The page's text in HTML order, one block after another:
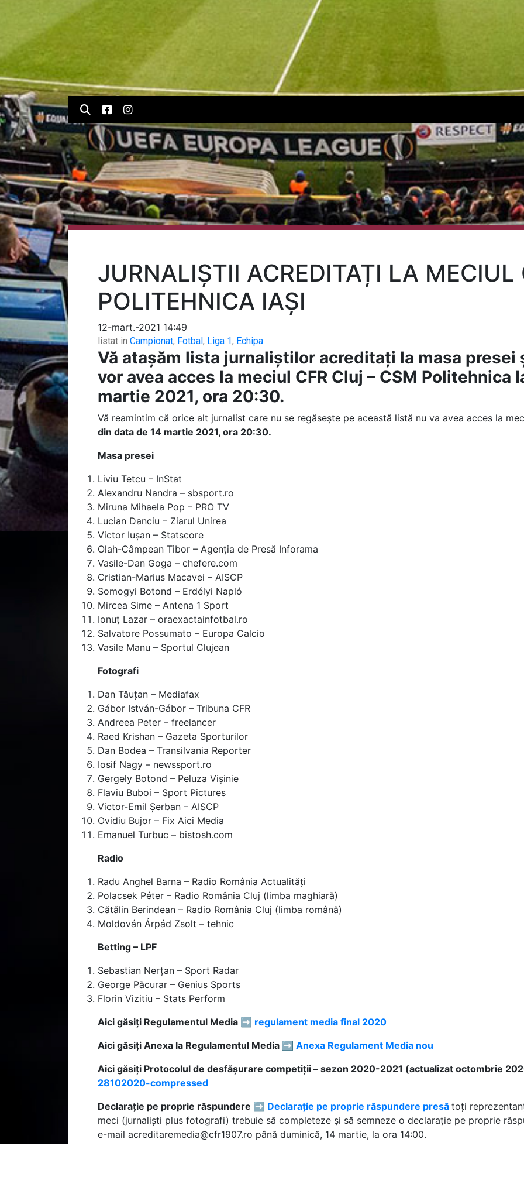
JURNALIȘTII ACREDITAȚI LA MECIUL
POLITEHNICA IAȘI
12-mart.-2021 14:49
listat in Campionat, Fotbal , Liga 1, Echipa
Vă atașăm lista jurnaliștilor acreditați la masa presei
vor avea acces la meciul CFR Cluj – CSM Politehnica
martie 2021, ora 20:30.
Vă reamintim că orice alt jurnalist care nu se regăsește pe această listă nu va avea acces la
din data de 14 martie 2021, ora 20:30.
Masa presei
Liviu Tetcu – InStat
Alexandru Nandra – sbsport.ro
Miruna Mihaela Pop – PRO TV
Lucian Danciu – Ziarul Unirea
Victor Iușan – Statscore
Olah-Câmpean Tibor – Agenția de Presă Inforama
Vasile-Dan Goga – chefere.com
Cristian-Marius Macavei – AISCP
Somogyi Botond – Erdélyi Napló
Mircea Sime – Antena 1 Sport
Ionuț Lazar – oraexactainfotbal.ro
Salvatore Possumato – Europa Calcio
Vasile Manu – Sportul Clujean
Fotografi
Dan Tăuțan – Mediafax
Gábor István-Gábor – Tribuna CFR
Andreea Peter – freelancer
Raed Krishan – Gazeta Sporturilor
Dan Bodea – Transilvania Reporter
Iosif Nagy – newssport.ro
Gergely Botond – Peluza Vișinie
Flaviu Buboi – Sport Pictures
Victor-Emil Șerban – AISCP
Ovidiu Bujor – Fix Aici Media
Emanuel Turbuc – bistosh.com
Radio
Radu Anghel Barna – Radio România Actualități
Polacsek Péter – Radio România Cluj (limba maghiară)
Cătălin Berindean – Radio România Cluj (limba română)
Moldován Árpád Zsolt – tehnic
Betting – LPF
Sebastian Nerțan – Sport Radar
George Păcurar – Genius Sports
Florin Vizitiu – Stats Perform
Aici găsiți Regulamentul Media ➡️ regulament media final 2020
Aici găsiți Anexa la Regulamentul Media ➡️ Anexa Regulament Media nou
Aici găsiți Protocolul de desfășurare competiții – sezon 2020-2021 (actualizat octombrie
28102020-compressed
Declarație pe proprie răspundere ➡️ Declarație pe proprie răspundere presă toți
meci (jurnaliști plus fotografi) trebuie să completeze și să semneze o declarație pe proprie
e-mail acreditaremedia@cfr1907.ro până duminică, 14 martie, la ora 14:00.